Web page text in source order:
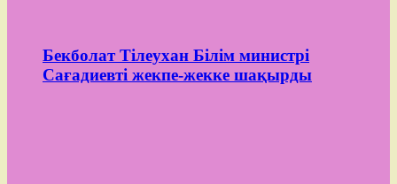
Бекболат Тілеуxан Білім министрі
Сағадиевті жекпе-жекке шақырды